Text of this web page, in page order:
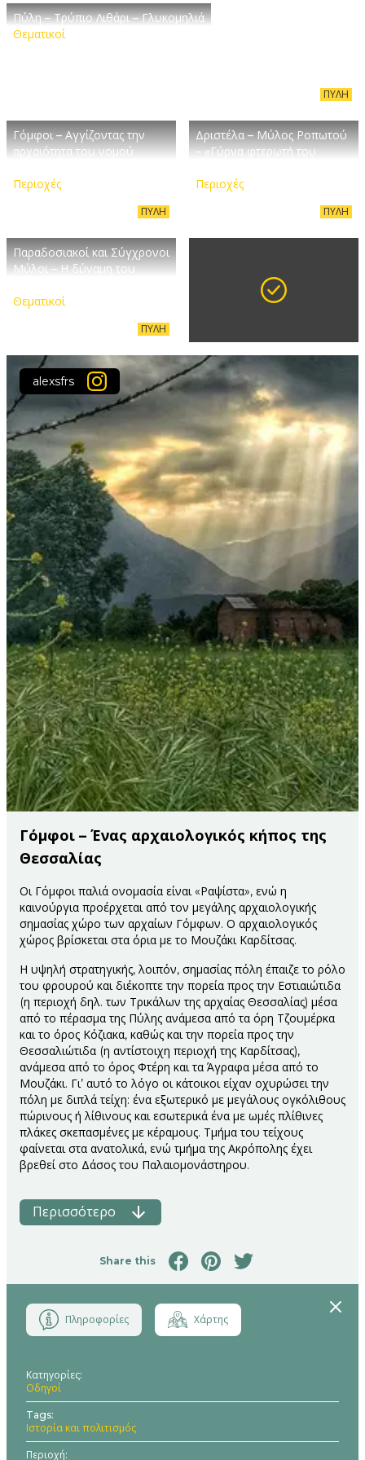
Πύλη – Τρύπιο Λιθάρι – Γλυκομηλιά
Θεματικοί
ΠΎΛΗ
Γόμφοι – Αγγίζοντας την
αρχαιότητα του νομού
Περιοχές
ΠΎΛΗ
Δριστέλα – Μύλος Ροπωτού
– «Γύρνα φτερωτή του
Περιοχές
ΠΎΛΗ
Παραδοσιακοί και Σύγχρονοι
Μύλοι – Η δύναμη του
Θεματικοί
ΠΎΛΗ
alexsfrs
Γόμφοι – Ένας αρχαιολογικός κήπος της
Θεσσαλίας
Οι Γόμφοι παλιά ονομασία είναι «Ραψίστα», ενώ η
καινούργια προέρχεται από τον μεγάλης αρχαιολογικής
σημασίας χώρο των αρχαίων Γόμφων. Ο αρχαιολογικός
χώρος βρίσκεται στα όρια με το Μουζάκι Καρδίτσας.
Η υψηλή στρατηγικής, λοιπόν, σημασίας πόλη έπαιζε το ρόλο
του φρουρού και διέκοπτε την πορεία προς την Εστιαιώτιδα
(η περιοχή δηλ. των Τρικάλων της αρχαίας Θεσσαλίας) μέσα
από το πέρασμα της Πύλης ανάμεσα από τα όρη Τζουμέρκα
και το όρος Κόζιακα, καθώς και την πορεία προς την
Θεσσαλιώτιδα (η αντίστοιχη περιοχή της Καρδίτσας),
ανάμεσα από το όρος Φτέρη και τα Άγραφα μέσα από το
Μουζάκι. Γι’ αυτό το λόγο οι κάτοικοι είχαν οχυρώσει την
πόλη με διπλά τείχη: ένα εξωτερικό με μεγάλους ογκόλιθους
πώρινους ή λίθινους και εσωτερικά ένα με ωμές πλίθινες
πλάκες σκεπασμένες με κέραμους. Τμήμα του τείχους
φαίνεται στα ανατολικά, ενώ τμήμα της Ακρόπολης έχει
βρεθεί στο Δάσος του Παλαιομονάστηρου.
Περισσότερο
Share this
Close
Πληροφορίες
Χάρτης
Κατηγορίες
Οδηγοί
Tags
Ιστορία και πολιτισμός
Περιοχή